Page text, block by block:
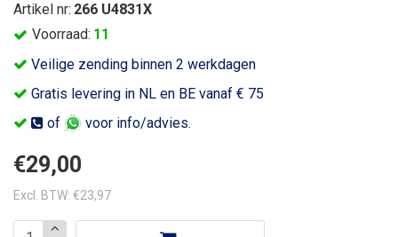
Veilige zending binnen 2 werkdagen
Gratis levering in NL en BE vanaf € 75
of
voor info/advies.
Voorraad: 11
Artikel nr: 266 U4831X
€29,00
Excl. BTW: €23,97